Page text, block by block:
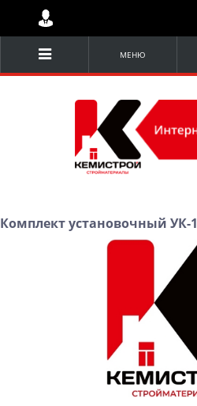
МЕНЮ
Комплект установочный УК-1